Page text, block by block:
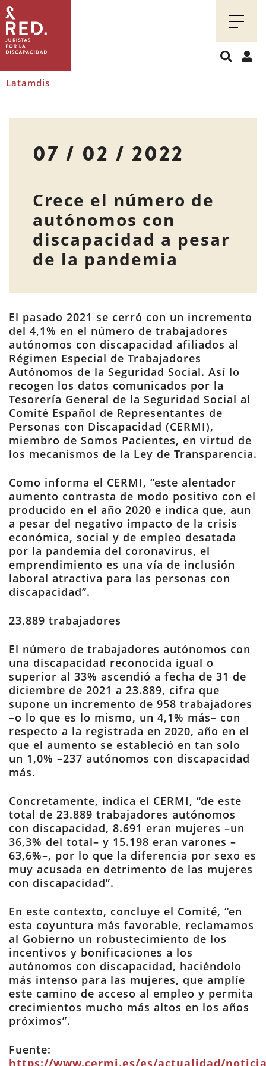
Juristas
por
la
discapacidad
Latamdis
07 / 02 / 2022
Crece el número de
autónomos con
discapacidad a pesar
de la pandemia
El pasado 2021 se cerró con un incremento
del 4,1% en el número de trabajadores
autónomos con discapacidad afiliados al
Régimen Especial de Trabajadores
Autónomos de la Seguridad Social. Así lo
recogen los datos comunicados por la
Tesorería General de la Seguridad Social al
Comité Español de Representantes de
Personas con Discapacidad (CERMI),
miembro de Somos Pacientes, en virtud de
los mecanismos de la Ley de Transparencia.
Como informa el CERMI, “este alentador
aumento contrasta de modo positivo con el
producido en el año 2020 e indica que, aun
a pesar del negativo impacto de la crisis
económica, social y de empleo desatada
por la pandemia del coronavirus, el
emprendimiento es una vía de inclusión
laboral atractiva para las personas con
discapacidad”.
23.889 trabajadores
El número de trabajadores autónomos con
una discapacidad reconocida igual o
superior al 33% ascendió a fecha de 31 de
diciembre de 2021 a 23.889, cifra que
supone un incremento de 958 trabajadores
–o lo que es lo mismo, un 4,1% más– con
respecto a la registrada en 2020, año en el
que el aumento se estableció en tan solo
un 1,0% –237 autónomos con discapacidad
más.
Concretamente, indica el CERMI, “de este
total de 23.889 trabajadores autónomos
con discapacidad, 8.691 eran mujeres –un
36,3% del total– y 15.198 eran varones –
63,6%–, por lo que la diferencia por sexo es
muy acusada en detrimento de las mujeres
con discapacidad”.
En este contexto, concluye el Comité, “en
esta coyuntura más favorable, reclamamos
al Gobierno un robustecimiento de los
incentivos y bonificaciones a los
autónomos con discapacidad, haciéndolo
más intenso para las mujeres, que amplíe
este camino de acceso al empleo y permita
crecimientos mucho más altos en los años
próximos”.
Fuente:
https://www.cermi.es/es/actualidad/